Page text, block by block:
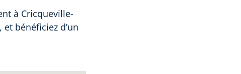
à Cricqueville-
bénéficiez d’un